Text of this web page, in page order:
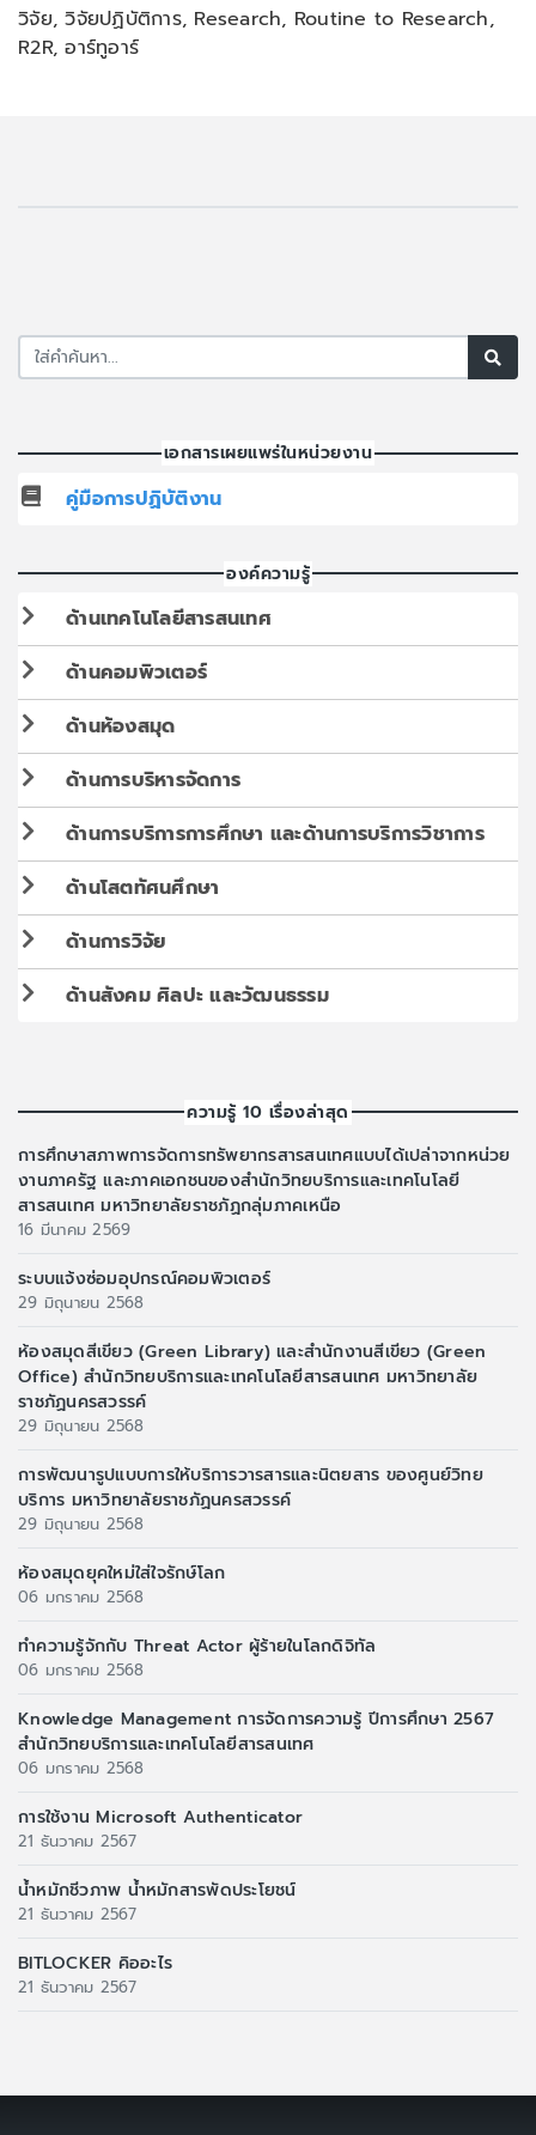
วิจัย, วิจัยปฏิบัติการ, Research, Routine to Research,
R2R, อาร์ทูอาร์
เอกสารเผยแพร่ในหน่วยงาน
คู่มือการปฏิบัติงาน
องค์ความรู้
ด้านเทคโนโลยีสารสนเทศ
ด้านคอมพิวเตอร์
ด้านห้องสมุด
ด้านการบริหารจัดการ
ด้านการบริการการศึกษา และด้านการบริการวิชาการ
ด้านโสตทัศนศึกษา
ด้านการวิจัย
ด้านสังคม ศิลปะ และวัฒนธรรม
ความรู้ 10 เรื่องล่าสุด
การศึกษาสภาพการจัดการทรัพยากรสารสนเทศแบบได้เปล่าจากหน่วย
งานภาครัฐ และภาคเอกชนของสำนักวิทยบริการและเทคโนโลยี
สารสนเทศ มหาวิทยาลัยราชภัฏกลุ่มภาคเหนือ
16 มีนาคม 2569
ระบบแจ้งซ่อมอุปกรณ์คอมพิวเตอร์
29 มิถุนายน 2568
ห้องสมุดสีเขียว (Green Library) และสำนักงานสีเขียว (Green
Office) สำนักวิทยบริการและเทคโนโลยีสารสนเทศ มหาวิทยาลัย
ราชภัฏนครสวรรค์
29 มิถุนายน 2568
การพัฒนารูปแบบการให้บริการวารสารและนิตยสาร ของศูนย์วิทย
บริการ มหาวิทยาลัยราชภัฏนครสวรรค์
29 มิถุนายน 2568
ห้องสมุดยุคใหม่ใส่ใจรักษ์โลก
06 มกราคม 2568
ทำความรู้จักกับ Threat Actor ผู้ร้ายในโลกดิจิทัล
06 มกราคม 2568
Knowledge Management การจัดการความรู้ ปีการศึกษา 2567
สำนักวิทยบริการและเทคโนโลยีสารสนเทศ
06 มกราคม 2568
การใช้งาน Microsoft Authenticator
21 ธันวาคม 2567
น้ำหมักชีวภาพ น้ำหมักสารพัดประโยชน์
21 ธันวาคม 2567
BITLOCKER คิออะไร
21 ธันวาคม 2567